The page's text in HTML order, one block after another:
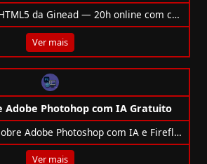
Curso gratuito de HTML5 da Ginead — 20h online com certificado opcional e introdução ao CSS3.
Ver mais
Adobe Photohop com IA Gratuito
Webinar gratuito sobre Adobe Photoshop com IA e Firefly. Aprenda recursos avançados e acelere seu fluxo criativo.
Ver mais